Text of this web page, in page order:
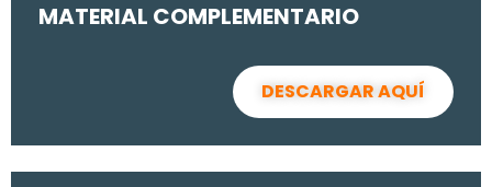
MATERIAL COMPLEMENTARIO
DESCARGAR AQUÍ